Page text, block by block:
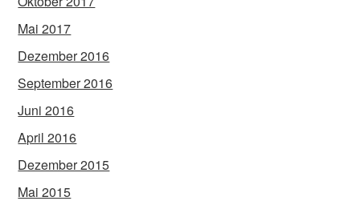
Mai 2017
Dezember 2016
September 2016
Juni 2016
April 2016
Dezember 2015
Mai 2015